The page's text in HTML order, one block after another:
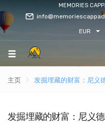
MEMORIES
EUR
主页 发掘埋藏的财富：尼义
发掘埋藏的财富：尼义德